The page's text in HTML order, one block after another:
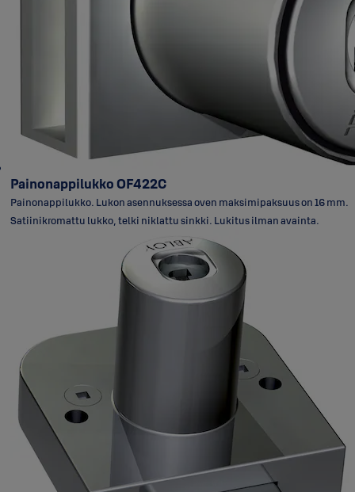
Painonappilukko OF422C
Painonappilukko. Lukon asennuksessa oven maksimipaksuus on 16 mm.
Satiinikromattu lukko, telki niklattu sinkki. Lukitus ilman avainta.